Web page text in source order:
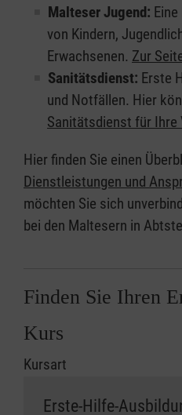
Malteser Jugend:
von Kindern,
Erwachsenen. Zur
Sanitätsdienst: Erste
und Notfällen. Hier
Sanitätsdienst für Ihre
Hier finden Sie einen
Dienstleistungen und
möchten Sie sich
bei den Maltesern in
Finden Sie Ihren
Kurs
Kursart